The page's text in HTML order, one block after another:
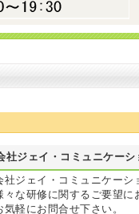
社ジェイ・コミュニケー
社ジェイ・コミュニケー
々な研修に関するご要望
気軽にお問合せ下さい。